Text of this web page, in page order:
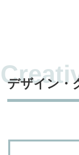
デザイン・